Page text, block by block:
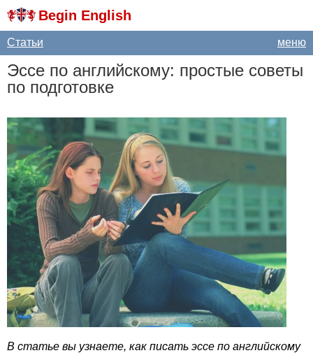
Begin English
меню
Статьи
Эссе по английскому: простые советы
по подготовке
В статье вы узнаете, как писать эссе по английскому